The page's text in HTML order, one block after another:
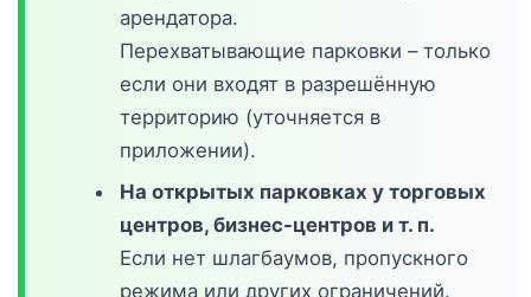
арендатора.
Перехватывающие парковки – только
если они входят в разрешённую
территорию (уточняется в
приложении).
На открытых парковках у торговых
центров, бизнес-центров и т. п.
Если нет шлагбаумов, пропускного
режима или других ограничений.